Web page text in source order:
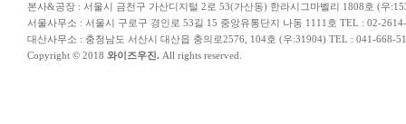
본사&공장 : 서울시 금천구 가산디지털 2로 53(가산동) 한라시그마벨리 1808호 (우
서울사무소 : 서울시 구로구 경인로 53길 15 중앙유통단지 나동 1111호 TEL : 02-
대산사무소 : 충청남도 서산시 대산읍 충의로2576, 104호 (우:31904) TEL : 041-668-
Copyright © 2018 와이즈우진. All rights reserved.